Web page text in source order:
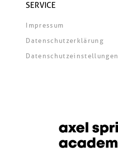
SERVICE
Impressum
Datenschutzerklärung
Datenschutzeinstellungen